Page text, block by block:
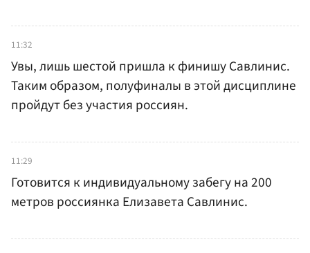
11:32
Увы, лишь шестой пришла к финишу Савлинис.
Таким образом, полуфиналы в этой дисциплине
пройдут без участия россиян.
11:29
Готовится к индивидуальному забегу на 200
метров россиянка Елизавета Савлинис.